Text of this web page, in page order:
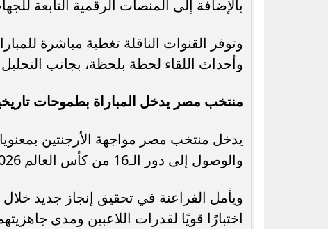
بالإضافة إلى المنصات الرقمية التابعة
وتوفر القنوات الناقلة تغطية مباشرة
وأحداث اللقاء لحظة بلحظة، بجانب
منتخب مصر يدخل المباراة بطموحات
يدخل منتخب مصر مواجهة الأرجنتين
والوصول إلى دور الـ16 من كأس العالم 2026.
ويأمل الفراعنة في تحقيق إنجاز جديد
اختبارًا قويًا لقدرات اللاعبين ومدى